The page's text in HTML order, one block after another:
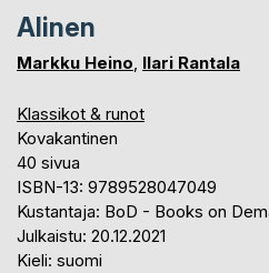
Alinen
Markku Heino, Ilari Rantala
Klassikot & runot
Kovakantinen
40 sivua
ISBN-13: 9789528047049
Kustantaja: BoD - Books on
Julkaistu: 20.12.2021
Kieli: suomi